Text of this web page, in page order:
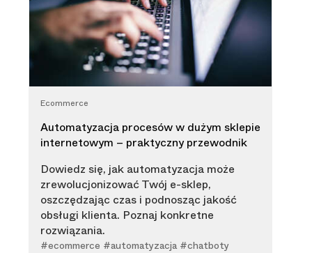
Ecommerce
Automatyzacja procesów w dużym sklepie
internetowym – praktyczny przewodnik
Dowiedz się, jak automatyzacja może
zrewolucjonizować Twój e-sklep,
oszczędzając czas i podnosząc jakość
obsługi klienta. Poznaj konkretne
rozwiązania.
#ecommerce #automatyzacja #chatboty